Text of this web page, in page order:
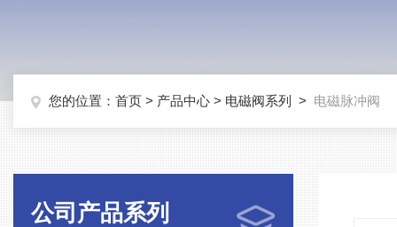
您的位置： 首页 > 产品中心 > 电磁阀系列 > 电磁脉冲阀
公司产品系列